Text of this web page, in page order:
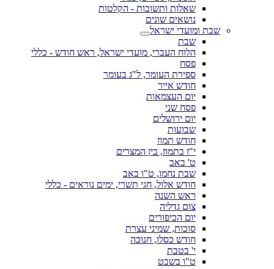
שאלות ותשובות - הקלטות
נושאים שונים
שבת ומועדי ישראל
שבת
הלוח העברי, מועדי ישראל, ראש חודש - כללי
פסח
ספירת העומר, ל"ג בעומר
חודש אייר
יום העצמאות
פסח שני
יום ירושלים
שבועות
חודש תמוז
י"ז בתמוז, בין המצרים
ט' באב
שבת נחמו, ט"ו באב
חודש אלול, חגי תשרי, ימים נוראים - כללי
ראש השנה
צום גדליה
יום הכיפורים
סוכות, שמיני עצרת
חודש כסלו, חנוכה
י' בטבת
ט"ו בשבט